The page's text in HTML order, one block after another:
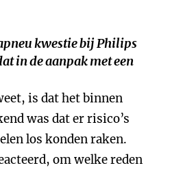
kwestie bij Philips
in de aanpak met een
is dat het binnen
was dat er risico’s
los konden raken.
om welke reden